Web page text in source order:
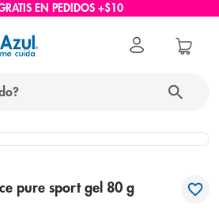
EN PEDIDOS +$10
pure sport gel 80 g